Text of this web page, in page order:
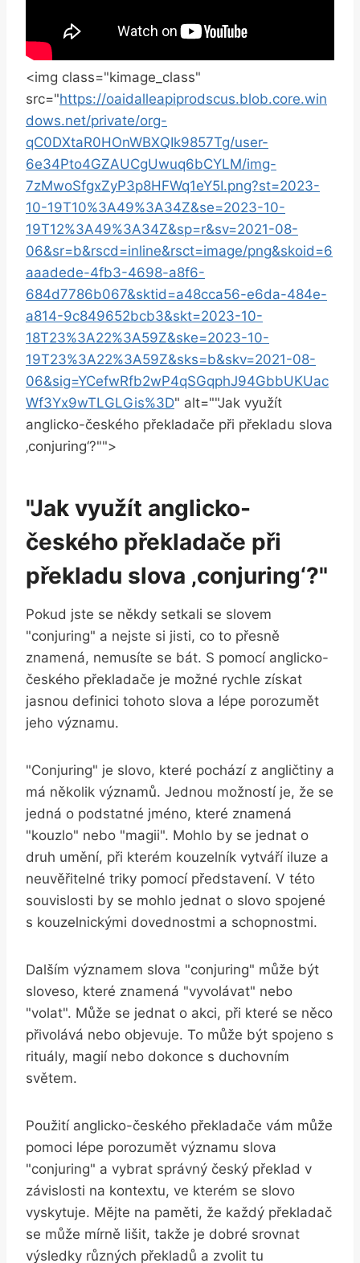
<img class="kimage_class"
src="https://oaidalleapiprodscus.blob.core.win
dows.net/private/org-
qC0DXtaR0HOnWBXQIk9857Tg/user-
6e34Pto4GZAUCgUwuq6bCYLM/img-
7zMwoSfgxZyP3p8HFWq1eY5I.png?st=2023-
10-19T10%3A49%3A34Z&se=2023-10-
19T12%3A49%3A34Z&sp=r&sv=2021-08-
06&sr=b&rscd=inline&rsct=image/png&skoid=6
aaadede-4fb3-4698-a8f6-
684d7786b067&sktid=a48cca56-e6da-484e-
a814-9c849652bcb3&skt=2023-10-
18T23%3A22%3A59Z&ske=2023-10-
19T23%3A22%3A59Z&sks=b&skv=2021-08-
06&sig=YCefwRfb2wP4qSGqphJ94GbbUKUac
Wf3Yx9wTLGLGis%3D" alt=""Jak využít
anglicko-českého překladače při překladu slova
‚conjuring‘?"">
"Jak využít anglicko-
českého překladače při
překladu slova ‚conjuring‘?"
Pokud jste se někdy setkali se slovem
"conjuring" a nejste si jisti, co to přesně
znamená, nemusíte se bát. S pomocí anglicko-
českého překladače je možné rychle získat
jasnou definici tohoto slova a lépe porozumět
jeho významu.
"Conjuring" je slovo, které pochází z angličtiny a
má několik významů. Jednou možností je, že se
jedná o podstatné jméno, které znamená
"kouzlo" nebo "magii". Mohlo by se jednat o
druh umění, při kterém kouzelník vytváří iluze a
neuvěřitelné triky pomocí představení. V této
souvislosti by se mohlo jednat o slovo spojené
s kouzelnickými dovednostmi a schopnostmi.
Dalším významem slova "conjuring" může být
sloveso, které znamená "vyvolávat" nebo
"volat". Může se jednat o akci, při které se něco
přivolává nebo objevuje. To může být spojeno s
rituály, magií nebo dokonce s duchovním
světem.
Použití anglicko-českého překladače vám může
pomoci lépe porozumět významu slova
"conjuring" a vybrat správný český překlad v
závislosti na kontextu, ve kterém se slovo
vyskytuje. Mějte na paměti, že každý překladač
se může mírně lišit, takže je dobré srovnat
výsledky různých překladů a zvolit tu